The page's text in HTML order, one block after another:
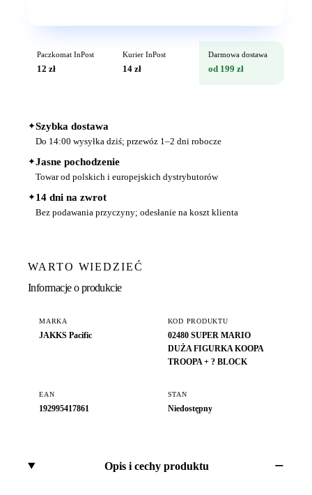
Paczkomat InPost
12 zł
Kurier InPost
14 zł
Darmowa dostawa
od 199 zł
✦Szybka dostawa
Do 14:00 wysyłka dziś; przewóz 1–2 dni robocze
✦Jasne pochodzenie
Towar od polskich i europejskich dystrybutorów
✦14 dni na zwrot
Bez podawania przyczyny; odesłanie na koszt klienta
WARTO WIEDZIEĆ
Informacje o produkcie
MARKA
JAKKS Pacific
KOD PRODUKTU
02480 SUPER MARIO
DUŻA FIGURKA KOOPA
TROOPA + ? BLOCK
EAN
192995417861
STAN
Niedostępny
Opis i cechy produktu